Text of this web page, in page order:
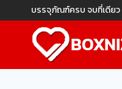
to
content
บรรจุภัณฑ์ครบ จบที่เดีย